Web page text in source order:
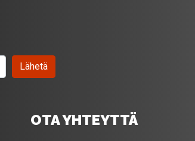
Lähetä
OTA YHTEYTTÄ